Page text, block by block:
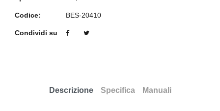
Codice: BES-20410
Condividi su
Descrizione Specifica Manuali